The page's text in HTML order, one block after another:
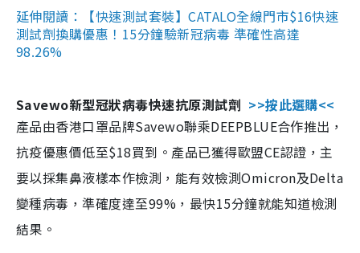
延伸閱讀：【快速測試套裝】CATALO全線門市$16快速
測試劑換購優惠！15分鐘驗新冠病毒 準確性高達
98.26%
Savewo新型冠狀病毒快速抗原測試劑 >>按此選購<<
產品由香港口罩品牌Savewo聯乘DEEPBLUE合作推出，
抗疫優惠價低至$18買到。產品已獲得歐盟CE認證，主
要以採集鼻液樣本作檢測，能有效檢測Omicron及Delta
變種病毒，準確度達至99%，最快15分鐘就能知道檢測
結果。